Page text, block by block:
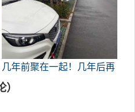
几年前聚在一起！几年后再
见！
）